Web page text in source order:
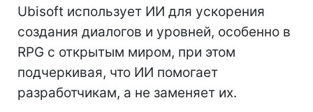
Ubisoft использует ИИ для ускорения
создания диалогов и уровней, особенно в
RPG с открытым миром, при этом
подчеркивая, что ИИ помогает
разработчикам, а не заменяет их.